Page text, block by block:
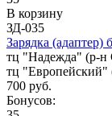
В корзину
ЗД-035
Зарядка
тц "Надежда" (р-н
тц "Европейский"
700 руб.
Бонусов: